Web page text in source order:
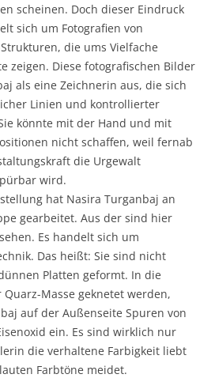
scheinen. Doch dieser Eindruck
sich um Fotografien von
die ums Vielfache
zeigen. Diese fotografischen Bilder
als eine Zeichnerin aus, die sich
Linien und kontrollierter
könnte mit der Hand und mit
nicht schaffen, weil fernab
die Urgewalt
wird.
hat Nasira Turganbaj an
gearbeitet. Aus der sind hier
Es handelt sich um
Das heißt: Sie sind nicht
Platten geformt. In die
Masse geknetet werden,
auf der Außenseite Spuren von
ein. Es sind wirklich nur
die verhaltene Farbigkeit liebt
Farbtöne meidet.